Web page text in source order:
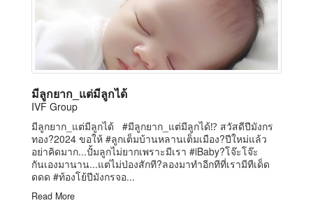
มีลูกยาก_แต่มีลูกได้
IVF Group
มีลูกยาก_แต่มีลูกได้ #มีลูกยาก_แต่มีลูกได้⁉️ สวัสดีปีมังกร
ทอง?2024 ขอให้ #ลูกเต็มบ้านหลานเต็มเมือง?ปีใหม่แล้ว
อย่าคิดมาก...ปั้มลูกไม่ยากเพราะมีเรา #iBaby?โจ๊ะโจ๊ะ
กันเองมานาน...แต่ไม่ป่องสักที?ลองมาทำอีกทีที่เรามีทีเด็ด
ดดด #ท้องโย้ปีมังกรจอ...
Read More